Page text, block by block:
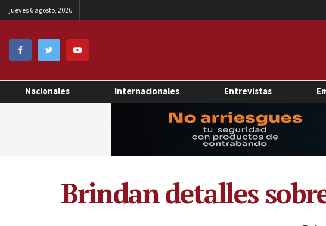
jueves 6 agosto, 2026
Nacionales Internacionales Entrevistas
Brindan detalles